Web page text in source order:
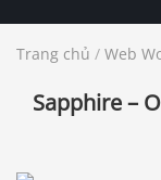
Trang chủ / Web
Sapphire –